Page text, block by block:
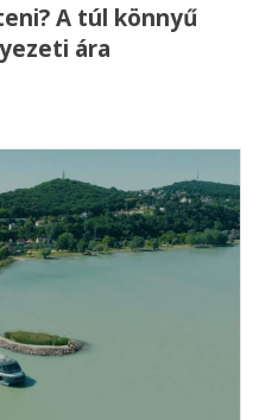
A túl könnyű
ára